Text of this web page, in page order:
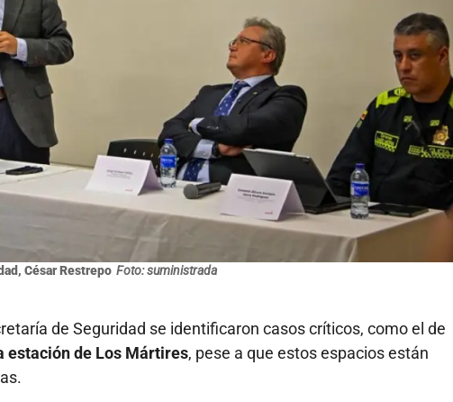
César Restrepo Foto: suministrada
de Seguridad se identificaron casos críticos, como el de
estación de Los Mártires, pese a que estos espacios están